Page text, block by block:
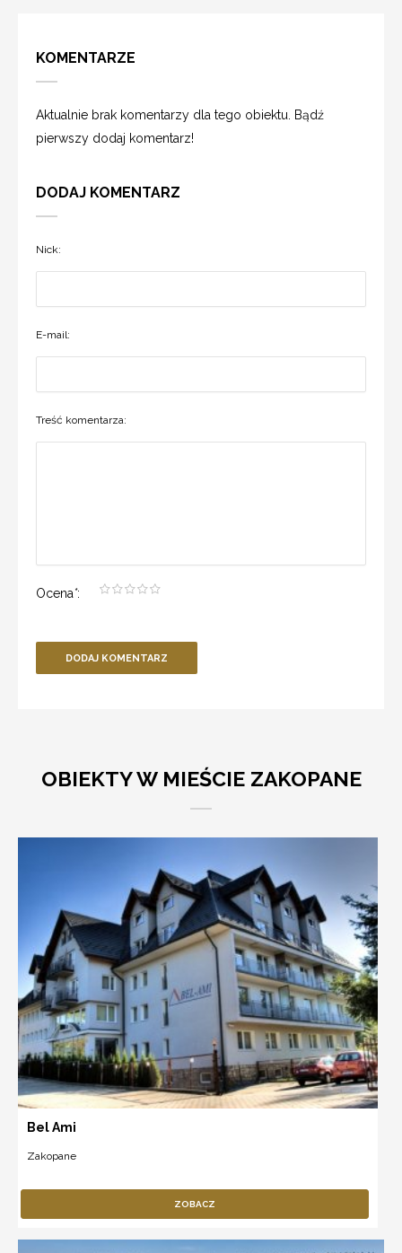
KOMENTARZE
Aktualnie brak komentarzy dla tego obiektu. Bądź
pierwszy dodaj komentarz!
DODAJ KOMENTARZ
Nick:
E-mail:
Treść komentarza:
Ocena*:
DODAJ KOMENTARZ
OBIEKTY W MIEŚCIE ZAKOPANE
Bel Ami
Zakopane
ZOBACZ